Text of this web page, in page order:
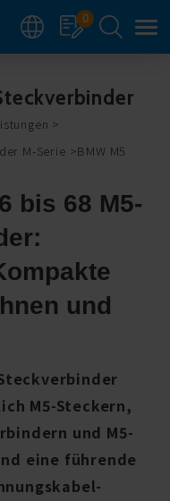
0
M-Serie
BMW M5
bis 68 M5-
und
M5-Steckern,
und M5-
eine führende